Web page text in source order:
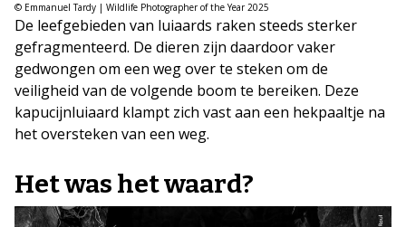
© Emmanuel Tardy | Wildlife Photographer of the Year 2025
De leefgebieden van luiaards raken steeds sterker
gefragmenteerd. De dieren zijn daardoor vaker
gedwongen om een weg over te steken om de
veiligheid van de volgende boom te bereiken. Deze
kapucijnluiaard klampt zich vast aan een hekpaaltje na
het oversteken van een weg.
Het was het waard?